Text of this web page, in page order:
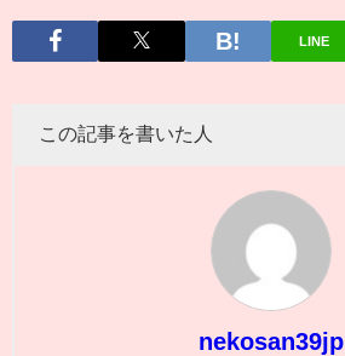
LINE
この記事を書いた人
nekosan39jp